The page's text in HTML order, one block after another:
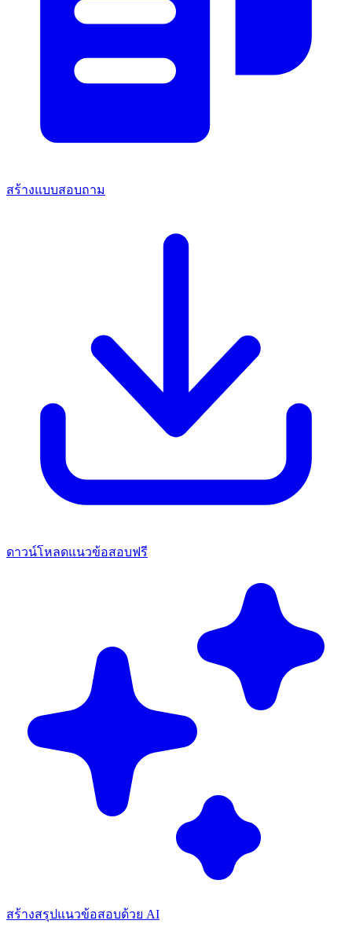
สร้างแบบสอบถาม
ดาวน์โหลดแนวข้อสอบฟรี
สร้างสรุปแนวข้อสอบด้วย AI